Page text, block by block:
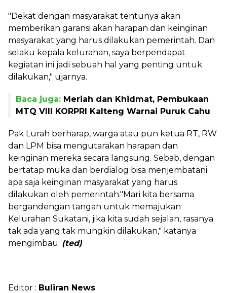
"Dekat dengan masyarakat tentunya akan
memberikan garansi akan harapan dan keinginan
masyarakat yang harus dilakukan pemerintah. Dan
selaku kepala kelurahan, saya berpendapat
kegiatan ini jadi sebuah hal yang penting untuk
dilakukan," ujarnya.
Baca juga: Meriah dan Khidmat, Pembukaan
MTQ VIII KORPRI Kalteng Warnai Puruk Cahu
Pak Lurah berharap, warga atau pun ketua RT, RW
dan LPM bisa mengutarakan harapan dan
keinginan mereka secara langsung. Sebab, dengan
bertatap muka dan berdialog bisa menjembatani
apa saja keinginan masyarakat yang harus
dilakukan oleh pemerintah."Mari kita bersama
bergandengan tangan untuk memajukan
Kelurahan Sukatani, jika kita sudah sejalan, rasanya
tak ada yang tak mungkin dilakukan," katanya
mengimbau. (ted)
Editor : Buliran News